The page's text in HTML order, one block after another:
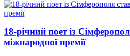
18-річний поет із
міжнародної премії